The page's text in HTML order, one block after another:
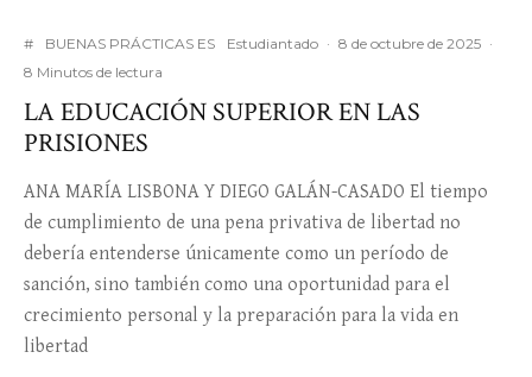
# BUENAS PRÁCTICAS ES Estudiantado · 8 de octubre de 2025 ·
8 Minutos de lectura
LA EDUCACIÓN SUPERIOR EN LAS
PRISIONES
ANA MARÍA LISBONA Y DIEGO GALÁN-CASADO El tiempo
de cumplimiento de una pena privativa de libertad no
debería entenderse únicamente como un período de
sanción, sino también como una oportunidad para el
crecimiento personal y la preparación para la vida en
libertad